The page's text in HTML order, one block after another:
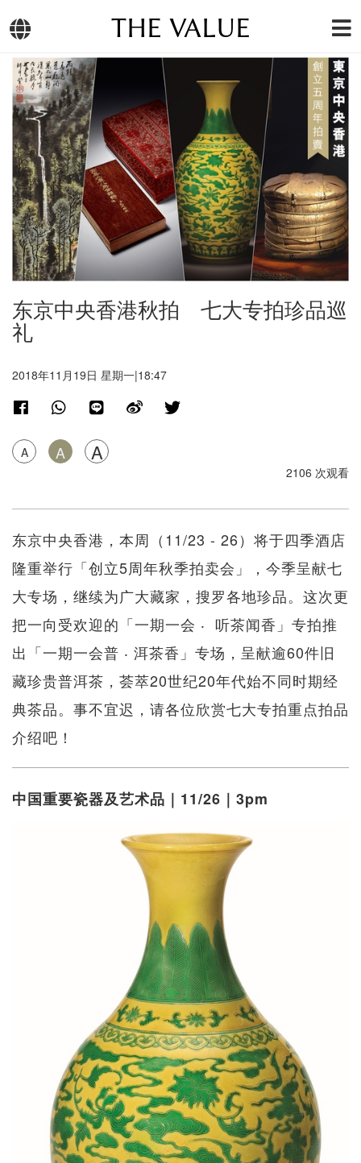
THE VALUE
东京中央香港秋拍 七大专拍珍品巡
礼
2018年11月19日 星期一|18:47
A A A
2106 次观看
东京中央香港，本周（11/23 - 26）将于四季酒店
隆重举行「创立5周年秋季拍卖会」，今季呈献七
大专场，继续为广大藏家，搜罗各地珍品。这次更
把一向受欢迎的「一期一会 ‧ 听茶闻香」专拍推
出「一期一会普 ‧ 洱茶香」专场，呈献逾60件旧
藏珍贵普洱茶，荟萃20世纪20年代始不同时期经
典茶品。事不宜迟，请各位欣赏七大专拍重点拍品
介绍吧！
中国重要瓷器及艺术品｜11/26｜3pm